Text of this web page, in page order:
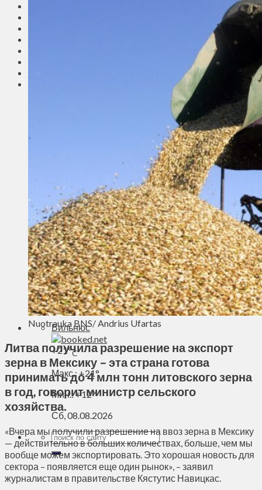
Происшествия
Приграничье
Деньги
Визиты
Выборы
Агроновости
Едим дома
Ищу семью
Духовное пространство
Спорт
Технологии
Энергетика
Вильнюс
+21°C
Макс.: +21°
Мин.:+12°
Сб, 08.08.2026
Nuotrauka BNS/ Andrius Ufartas
Литва получила разрешение на экспорт
зерна в Мексику – эта страна готова
принимать до 4 млн тонн литовского зерна
в год, говорит министр сельского
хозяйства.
«Вчера мы получили разрешение на ввоз зерна в Мексику
— действительно в больших количествах, больше, чем мы
вообще можем экспортировать. Это хорошая новость для
сектора – появляется еще один рынок», – заявил
журналистам в правительстве Кястутис Навицкас.